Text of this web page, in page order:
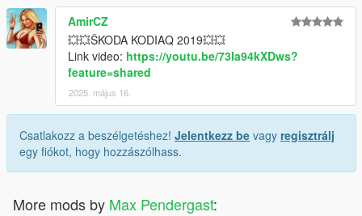
AmirCZ
💥💥ŠKODA KODIAQ 2019💥💥
Link video: https://youtu.be/73Ia94kXDws?
feature=shared
2025. május 16.
Csatlakozz a beszélgetéshez! Jelentkezz be vagy regisztrálj
egy fiókot, hogy hozzászólhass.
More mods by Max Pendergast: